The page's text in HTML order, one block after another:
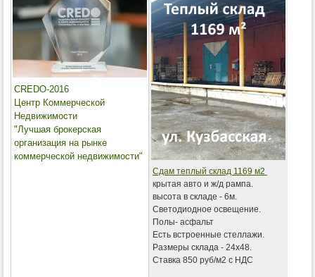
CREDO-2016
Центр Коммерческой
Недвижимости
"Лучшая брокерская
организация на рынке
коммерческой недвижимости"
Сдам теплый склад 1169 м2
крытая авто и ж/д рампа.
высота в складе - 6м.
Светодиодное освещение.
Полы- асфальт
Есть встроенные стеллажи.
Размеры склада - 24х48.
Ставка 850 руб/м2 с НДС